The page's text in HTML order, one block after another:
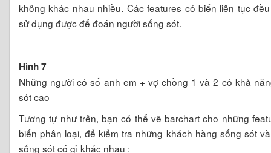
không khác nhau nhiều. Các features có biến liên tục
sử dụng được để đoán người sống sót.
Hình 7
Những người có số anh em + vợ chồng 1 và 2 có khả
sót cao
Tương tự như trên, bạn có thể vẽ barchart cho những
biến phân loại, để kiểm tra những khách hàng sống sót
sống sót có gì khác nhau :